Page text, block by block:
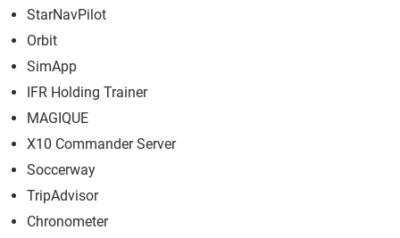
StarNavPilot
Orbit
SimApp
IFR Holding Trainer
MAGIQUE
X10 Commander Server
Soccerway
TripAdvisor
Chronometer